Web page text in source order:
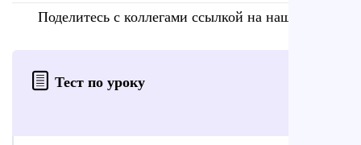
Поделитесь с коллегами ссылкой на наш сайт
Тест по уроку